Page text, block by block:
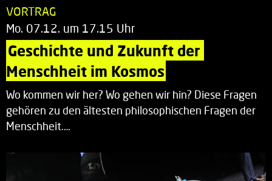
VORTRAG
Mo. 07.12. um 17.15 Uhr
Geschichte und Zukunft der
Menschheit im Kosmos
Wo kommen wir her? Wo gehen wir hin? Diese Fragen
gehören zu den ältesten philosophischen Fragen der
Menschheit.…